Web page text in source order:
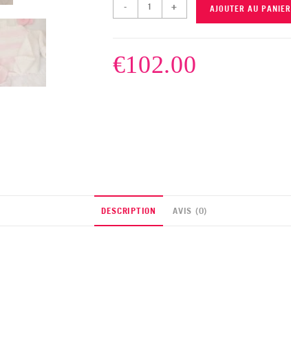
- + AJOUTER AU PANIER
€102.00
DESCRIPTION AVIS (0)